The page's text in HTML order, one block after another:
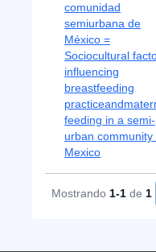
comunidad
semiurbana de
México =
Sociocultural
influencing
breastfeeding
feeding in a semi-
urban community
Mexico
Mostrando 1-1 de 1